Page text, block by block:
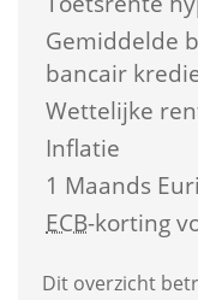
Gemiddelde
bancair
Wettelijke
Inflatie
1 Maands
ECB-korting
Dit overzicht